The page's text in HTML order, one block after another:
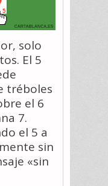
solo
El 5
tréboles
el 6
7.
el 5 a
sin
«sin